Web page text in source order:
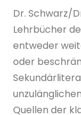
Dr. Schwarz/
Lehrbücher
entweder
oder
Quellen der